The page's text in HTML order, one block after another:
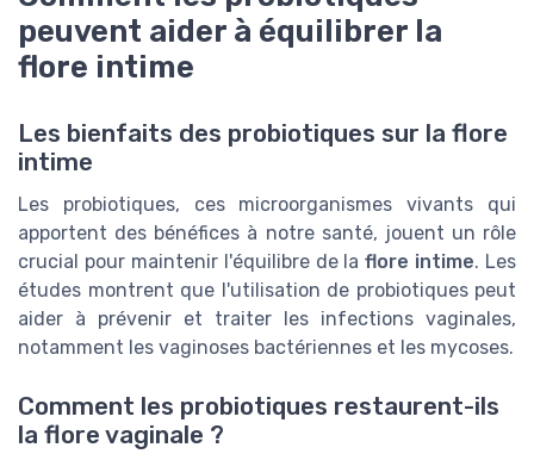
peuvent aider à équilibrer la
flore intime
Les bienfaits des probiotiques sur la flore
intime
Les probiotiques, ces microorganismes vivants qui
apportent des bénéfices à notre santé, jouent un rôle
crucial pour maintenir l'équilibre de laflore intime. Les
études montrent que l'utilisation de probiotiques peut
aider à prévenir et traiter les infections vaginales,
notamment les vaginoses bactériennes et les mycoses.
Comment les probiotiques restaurent-ils
la flore vaginale ?